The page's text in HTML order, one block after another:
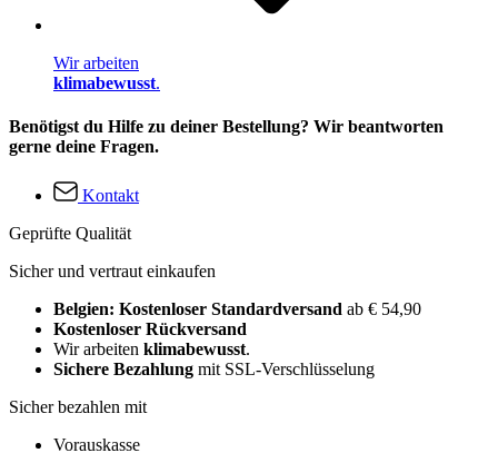
Wir arbeiten
klimabewusst.
Benötigst du Hilfe zu deiner Bestellung? Wir beantworten
gerne deine Fragen.
Kontakt
Geprüfte Qualität
Sicher und vertraut einkaufen
Belgien: Kostenloser Standardversand ab € 54,90
Kostenloser Rückversand
Wir arbeiten klimabewusst.
Sichere Bezahlung mit SSL-Verschlüsselung
Sicher bezahlen mit
Vorauskasse